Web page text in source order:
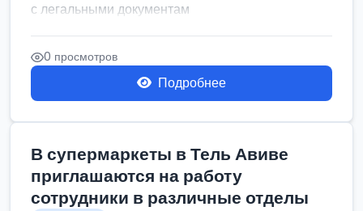
с легальными документам
0 просмотров
Подробнее
В супермаркеты в Тель Авиве
приглашаются на работу
сотрудники в различные отделы